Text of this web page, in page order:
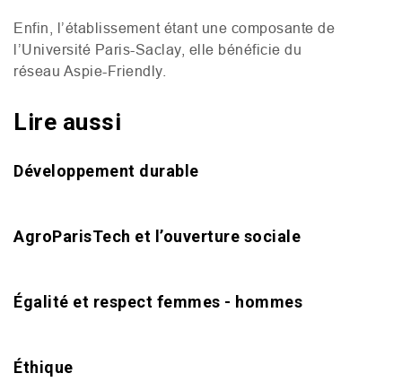
Enfin, l’établissement étant une composante de
l’Université Paris-Saclay, elle bénéficie du
réseau Aspie-Friendly.
Lire aussi
Développement durable
AgroParisTech et l’ouverture sociale
Égalité et respect femmes - hommes
Éthique